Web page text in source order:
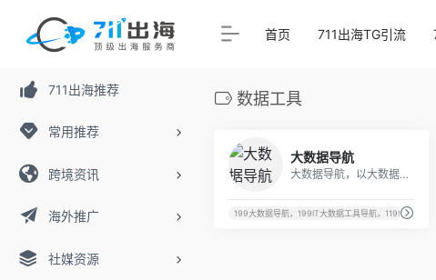
711出海推荐
常用推荐
跨境资讯
海外推广
社媒资源
首页 711出海TG引流
数据工具
大数据导航
大数据导航，以大数据产业为主，大数据工具为辅，给用户提供一个更加快速找到大数据相关的工具平台。
199大数据导航，199IT大数据工具导航，1199IT数据工